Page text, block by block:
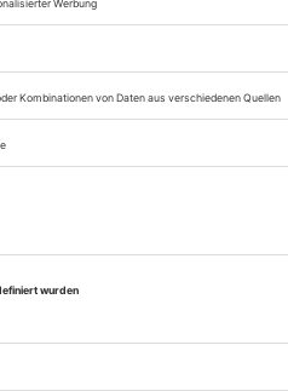
Musikkritik?, Seite
Karg